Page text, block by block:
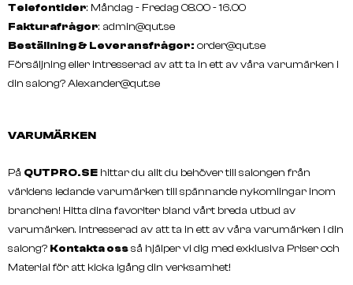
Telefontider: Måndag - Fredag 08.00 - 16.00
Fakturafrågor: admin@qut.se
Beställning & Leveransfrågor: order@qut.se
Försäljning eller intresserad av att ta in ett av våra varumärken i
din salong?Alexander@qut.se
VARUMÄRKEN
På QUTPRO.SE hittar du allt du behöver till salongen från
världens ledande varumärken till spännande nykomlingar inom
branchen! Hitta dina favoriter bland vårt breda utbud av
varumärken. Intresserad av att ta in ett av våra varumärken i din
salong? Kontakta ossså hjälper vi dig med exklusiva Priser och
Material för att kicka igång din verksamhet!